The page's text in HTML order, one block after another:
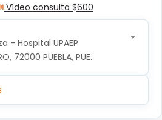
Vídeo consulta $600
- Hospital UPAEP
72000 PUEBLA, PUE.